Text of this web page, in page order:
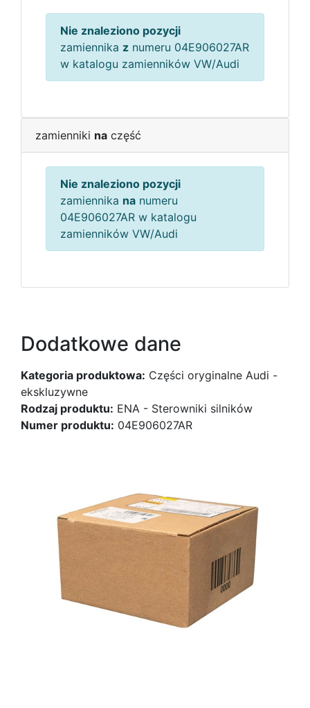
Nie znaleziono pozycji
zamiennika z numeru 04E906027AR
w katalogu zamienników VW/Audi
zamienniki na część
Nie znaleziono pozycji
zamiennika na numeru
04E906027AR w katalogu
zamienników VW/Audi
Dodatkowe dane
Kategoria produktowa: Części oryginalne Audi -
ekskluzywne
Rodzaj produktu: ENA - Sterowniki silników
Numer produktu: 04E906027AR